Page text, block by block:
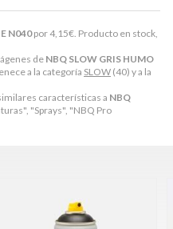
N040por4,15€. Producto en stock,
deNBQ SLOW GRIS HUMO
a la categoría SLOW (40) y a la
características a NBQ
"Sprays", "NBQ Pro